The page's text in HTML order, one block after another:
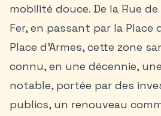
mobilité douce. De la Rue de
Fer, en passant par la Place
Place d’Armes, cette zone
connu, en une décennie,
notable, portée par des
publics, un renouveau